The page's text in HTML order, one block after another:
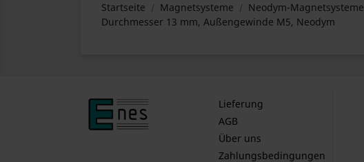
Startseite Magnetsysteme Neodym-Magnetsysteme
Durchmesser 13 mm, Außengewinde M5, Neodym
Lieferung
AGB
Über uns
Zahlungsbedingungen